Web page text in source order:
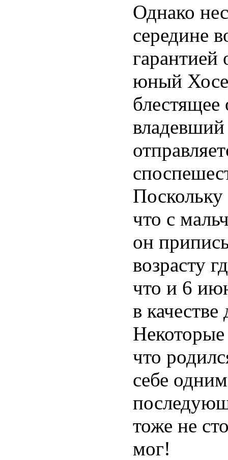
Однако
середине
юный
блестящее
Поскольку
что с
он
возрасту
что и 6
в
что
себе
тоже не
мог!